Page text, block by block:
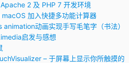
2 及 PHP 7 开发环境
加入快捷多功能计算器
animation动画实现手写毛笔字（书法）
启发与感想
– 于屏幕上显示你所触摸的